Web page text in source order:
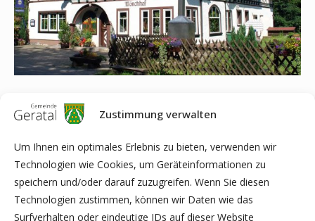
Zustimmung verwalten
Um Ihnen ein optimales Erlebnis zu bieten, verwenden wir
Technologien wie Cookies, um Geräteinformationen zu
speichern und/oder darauf zuzugreifen. Wenn Sie diesen
Technologien zustimmen, können wir Daten wie das
Surfverhalten oder eindeutige IDs auf dieser Website
Sehr geehrte Damen und Herren,
vom Waldgasthaus Mönchhof informieren.
05. Juli 2023 bis 13.07.2023
Wir wünschen Ihnen eine schöne Sommerzeit!